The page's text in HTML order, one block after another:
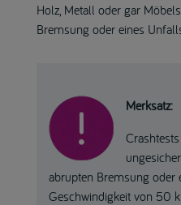
Holz, Metall oder gar
Bremsung oder eines
Merksatz:
abrupten Bremsung oder
Geschwindigkeit von 50